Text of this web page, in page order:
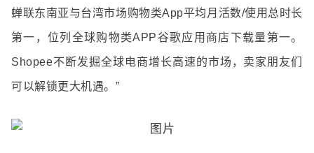
蝉联东南亚与台湾市场购物类App平均月活数/使用总时长
第一 ，位列全球购物类APP谷歌应用商店下载量第一。
Shopee不断发掘全球电商增长高速的市场，卖家朋友们
可以解锁更大机遇。”